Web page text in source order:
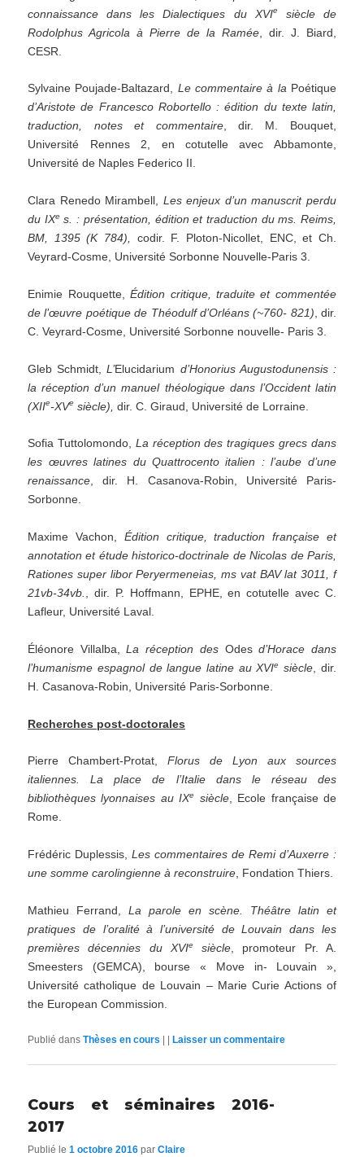
connaissance dans les Dialectiques du XVIesiècle de
Rodolphus Agricola à Pierre de la Ramée, dir. J. Biard,
CESR.
Sylvaine Poujade-Baltazard, Le commentaire à la Poétique
d’Aristote de Francesco Robortello : édition du texte latin,
traduction,
notes etcommentaire, dir. M. Bouquet,
Université Rennes 2, en cotutelle avec Abbamonte,
Université de Naples Federico II.
Clara Renedo Mirambell, Les enjeux d’un manuscrit perdu
du IXe s. : présentation, édition et traduction dums. Reims,
BM, 1395 (K 784), codir. F. Ploton-Nicollet, ENC, et Ch.
Veyrard-Cosme, Université Sorbonne Nouvelle-Paris 3.
Enimie Rouquette,Édition critique, traduite et commentée
de l’œuvre poétique de Théodulf d’Orléans (~760- 821) , dir.
C. Veyrard-Cosme, Université Sorbonne nouvelle- Paris 3.
Gleb Schmidt,L ’Elucidarium d’Honorius Augustodunensis :
la réception d’un manuel théologique dans l’Occident latin
(XIIe-XVe siècle),dir. C. Giraud, Université de Lorraine.
Sofia Tuttolomondo, La réception des tragiques grecs dans
les œuvres latines du Quattrocento italien : l’aube d’une
renaissance, dir. H. Casanova-Robin, Université Paris-
Sorbonne.
Maxime Vachon, Édition critique, traduction française et
annotation et étude historico-doctrinale de Nicolas de Paris,
Rationes super libor Peryermeneias, ms vat BAV lat 3011, f
21vb-34vb.
, dir. P. Hoffmann, EPHE, en cotutelle avec C.
Lafleur, Université Laval.
Éléonore Villalba,La réception des Odesd’Horace dans
l’humanisme espagnol de langue latine au XVIe siècle , dir.
H. Casanova-Robin, Université Paris-Sorbonne.
Recherches post-doctorales
Pierre Chambert-Protat,Florus de Lyon aux
sources
italiennes.
La place de l’Italie dans le réseau
des
bibliothèques lyonnaises au IXe siècle, Ecole française de
Rome.
Frédéric Duplessis,Les commentaires de Remi d’Auxerre :
une somme carolingienne à reconstruire , Fondation Thiers.
Mathieu Ferrand,La parole en scène. Théâtre latin et
pratiques de l’oralité à l’université de Louvain dans les
premières décennies du XVIesiècle , promoteur Pr. A.
Smeesters (GEMCA), bourse « Move in- Louvain »,
Université catholique de Louvain – Marie Curie Actions of
the European Commission.
Publié dans Thèses en cours | |Laisser un commentaire
Cours et séminaires 2016-
2017
Publié le1 octobre 2016 parClaire